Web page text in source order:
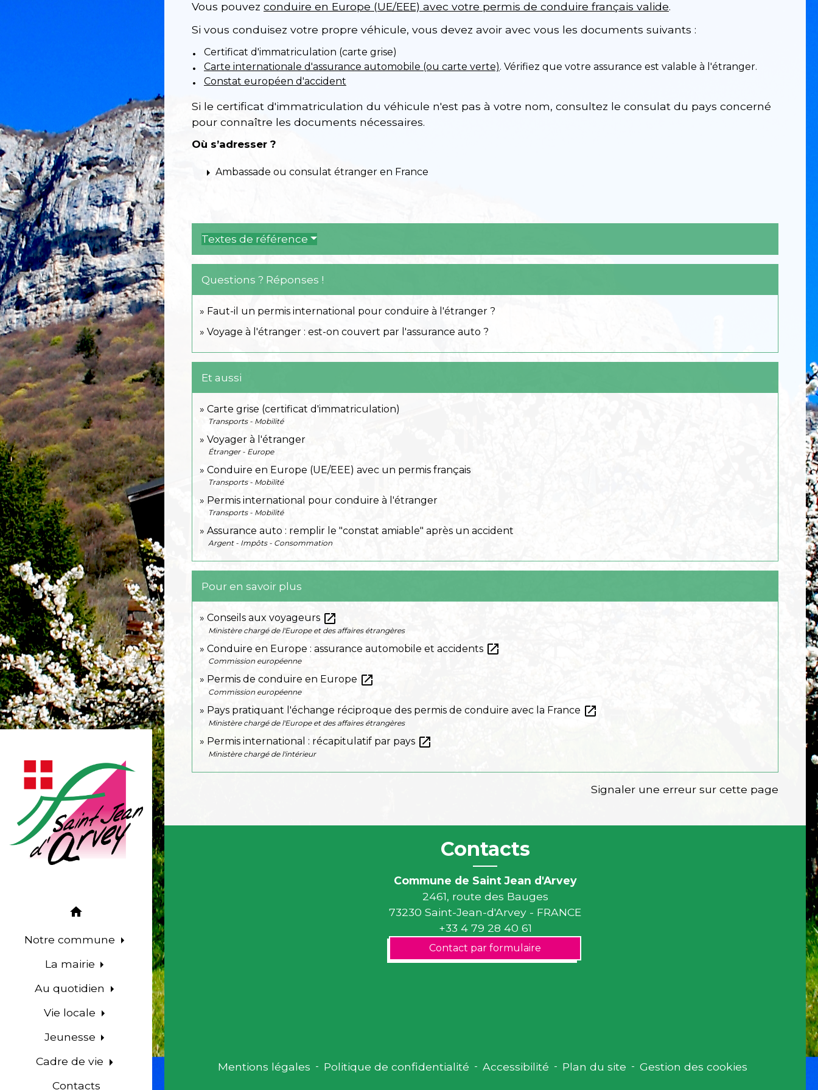
home
Notre commune
La mairie
Au quotidien
Vie locale
Jeunesse
Cadre de vie
Contacts
Vous pouvez conduire en Europe (UE/EEE) avec votre permis de conduire français valide.
Si vous conduisez votre propre véhicule, vous devez avoir avec vous les documents suivants :
Certificat d'immatriculation (carte grise)
Carte internationale d'assurance automobile (ou carte verte). Vérifiez que votre assurance est valable à l'étranger.
Constat européen d'accident
Si le certificat d'immatriculation du véhicule n'est pas à votre nom, consultez le consulat du pays concerné
pour connaître les documents nécessaires.
Où s’adresser ?
arrow_right Ambassade ou consulat étranger en France
Textes de référence
Questions ? Réponses !
Faut-il un permis international pour conduire à l'étranger ?
Voyage à l'étranger : est-on couvert par l'assurance auto ?
Et aussi
Carte grise (certificat d'immatriculation)
Transports - Mobilité
Voyager à l'étranger
Étranger - Europe
Conduire en Europe (UE/EEE) avec un permis français
Transports - Mobilité
Permis international pour conduire à l'étranger
Transports - Mobilité
Assurance auto : remplir le "constat amiable" après un accident
Argent - Impôts - Consommation
Pour en savoir plus
Conseils aux voyageurs open_in_new
Ministère chargé de l'Europe et des affaires étrangères
Conduire en Europe : assurance automobile et accidents open_in_new
Commission européenne
Permis de conduire en Europe open_in_new
Commission européenne
Pays pratiquant l'échange réciproque des permis de conduire avec la France open_in_new
Ministère chargé de l'Europe et des affaires étrangères
Permis international : récapitulatif par pays open_in_new
Ministère chargé de l'intérieur
Signaler une erreur sur cette page
Contacts
Commune de Saint Jean d'Arvey
2461, route des Bauges
73230 Saint-Jean-d'Arvey - FRANCE
+33 4 79 28 40 61
Contact par formulaire
Mentions légales - Politique de confidentialité - Accessibilité - Plan du site - Gestion des cookies